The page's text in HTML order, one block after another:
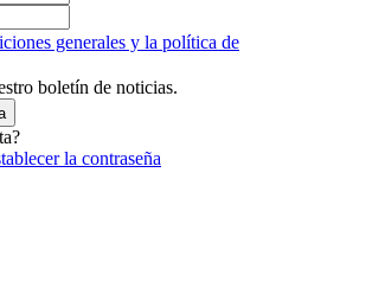
generales y la política de
boletín de noticias.
la contraseña